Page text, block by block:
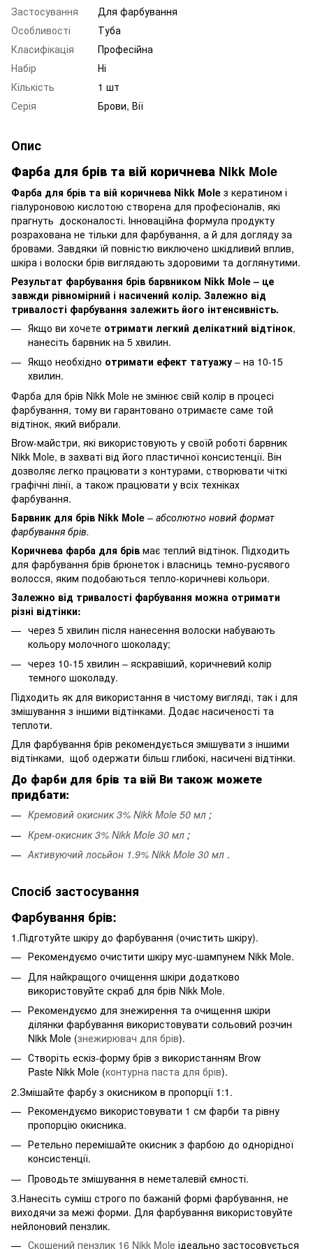
Застосування
Для фарбування
Особливості
Туба
Класифікація
Професійна
Набір
Ні
Кількість
1 шт
Серія
Брови, Вії
Опис
Фарба для брів та вій коричнева Nikk Mole
Фарба для брів та вій коричнева Nikk Mole з кератином і
гіалуроновою кислотою створена для професіоналів, які
прагнуть досконалості. Інноваційна формула продукту
розрахована не тільки для фарбування, а й для догляду за
бровами. Завдяки їй повністю виключено шкідливий вплив,
шкіра і волоски брів виглядають здоровими та доглянутими.
Результат фарбування брів барвником Nikk Mole – це
завжди рівномірний і насичений колір. Залежно від
тривалості фарбування залежить його інтенсивність.
Якщо ви хочете отримати легкий делікатний відтінок,
нанесіть барвник на 5 хвилин.
Якщо необхідно отримати ефект татуажу – на 10-15
хвилин.
Фарба для брів Nikk Mole не змінює свій колір в процесі
фарбування, тому ви гарантовано отримаєте саме той
відтінок, який вибрали.
Brow-майстри, які використовують у своїй роботі барвник
Nikk Mole, в захваті від його пластичної консистенції. Він
дозволяє легко працювати з контурами, створювати чіткі
графічні лінії, а також працювати у всіх техніках
фарбування.
Барвник для брів Nikk Mole – абсолютно новий формат
фарбування брів.
Коричнева фарба для брів має теплий відтінок. Підходить
для фарбування брів брюнеток і власниць темно-русявого
волосся, яким подобаються тепло-коричневі кольори.
Залежно від тривалості фарбування можна отримати
різні відтінки:
через 5 хвилин після нанесення волоски набувають
кольору молочного шоколаду;
через 10-15 хвилин – яскравіший, коричневий колір
темного шоколаду.
Підходить як для використання в чистому вигляді, так і для
змішування з іншими відтінками. Додає насиченості та
теплоти.
Для фарбування брів рекомендується змішувати з іншими
відтінками, щоб одержати більш глибокі, насичені відтінки.
До фарби для брів та вій Ви також можете
придбати:
Кремовий окисник 3% Nikk Mole 50 мл ;
Крем-окисник 3% Nikk Mole 30 мл ;
Активуючий лосьйон 1.9% Nikk Mole 30 мл .
Спосіб застосування
Фарбування брів:
1.Підготуйте шкіру до фарбування (очистить шкіру).
Рекомендуємо очистити шкіру мус-шампунем Nikk Mole.
Для найкращого очищення шкіри додатково
використовуйте скраб для брів Nikk Mole.
Рекомендуємо для знежирення та очищення шкіри
ділянки фарбування використовувати сольовий розчин
Nikk Mole (знежирювач для брів).
Створіть ескіз-форму брів з використанням Brow
Paste Nikk Mole (контурна паста для брів).
2.Змішайте фарбу з окисником в пропорції 1:1.
Рекомендуємо використовувати 1 см фарби та рівну
пропорцію окисника.
Ретельно перемішайте окисник з фарбою до однорідної
консистенції.
Проводьте змішування в неметалевій ємності.
3.Нанесіть суміш строго по бажаній формі фарбування, не
виходячи за межі форми. Для фарбування використовуйте
нейлоновий пензлик.
Скошений пензлик 16 Nikk Mole ідеально застосовується